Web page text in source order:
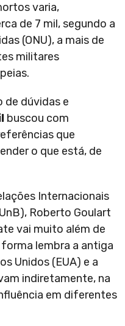
varia,
de 7 mil, segundo a
(ONU), a mais de
militares
de dúvidas e
buscou com
que
o que está, de
Internacionais
Roberto Goulart
vai muito além de
lembra a antiga
Unidos (EUA) e a
indiretamente, na
em diferentes